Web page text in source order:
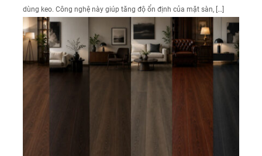
dùng keo. Công nghệ này giúp tăng độ ổn định của mặt sàn, […]